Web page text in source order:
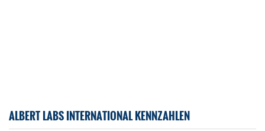
ALBERT LABS INTERNATIONAL KENNZAHLEN